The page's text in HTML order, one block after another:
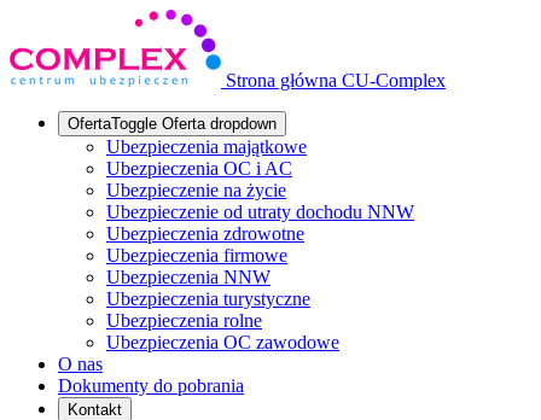
Strona główna CU-Complex
OfertaToggle Oferta dropdown
Ubezpieczenia majątkowe
Ubezpieczenia OC i AC
Ubezpieczenie na życie
Ubezpieczenie od utraty dochodu NNW
Ubezpieczenia zdrowotne
Ubezpieczenia firmowe
Ubezpieczenia NNW
Ubezpieczenia turystyczne
Ubezpieczenia rolne
Ubezpieczenia OC zawodowe
O nas
Dokumenty do pobrania
Kontakt